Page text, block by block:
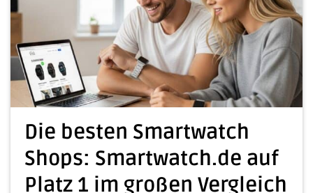
Die besten Smartwatch
Shops: Smartwatch.de auf
Platz 1 im großen Vergleich